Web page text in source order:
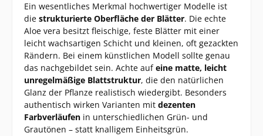
Ein wesentliches Merkmal hochwertiger Modelle ist
die strukturierte Oberfläche der Blätter. Die echte
Aloe vera besitzt fleischige, feste Blätter mit einer
leicht wachsartigen Schicht und kleinen, oft gezackten
Rändern. Bei einem künstlichen Modell sollte genau
das nachgebildet sein. Achte aufeine matte, leicht
unregelmäßige Blattstruktur, die den natürlichen
Glanz der Pflanze realistisch wiedergibt. Besonders
authentisch wirken Varianten mit dezenten
Farbverläufen in unterschiedlichen Grün- und
Grautönen – statt knalligem Einheitsgrün.